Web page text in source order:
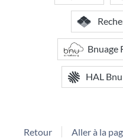
Bnuage
HAL Bnu
Retour Aller à la